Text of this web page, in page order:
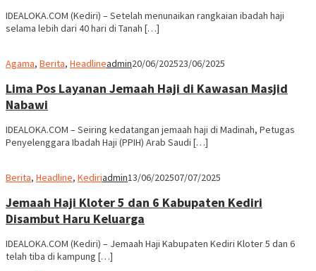
IDEALOKA.COM (Kediri) – Setelah menunaikan rangkaian ibadah haji
selama lebih dari 40 hari di Tanah […]
Agama, Berita, Headlineadmin20/06/202523/06/2025
Lima Pos Layanan Jemaah Haji di Kawasan Masjid
Nabawi
IDEALOKA.COM – Seiring kedatangan jemaah haji di Madinah, Petugas
Penyelenggara Ibadah Haji (PPIH) Arab Saudi […]
Berita, Headline, Kediriadmin13/06/202507/07/2025
Jemaah Haji Kloter 5 dan 6 Kabupaten Kediri
Disambut Haru Keluarga
IDEALOKA.COM (Kediri) – Jemaah Haji Kabupaten Kediri Kloter 5 dan 6
telah tiba di kampung […]